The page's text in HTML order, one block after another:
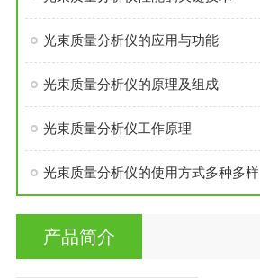
光束质量分析仪的应用与功能
光束质量分析仪的原理及组成
光束质量分析仪工作原理
光束质量分析仪的使用方式多种多样
产品简介